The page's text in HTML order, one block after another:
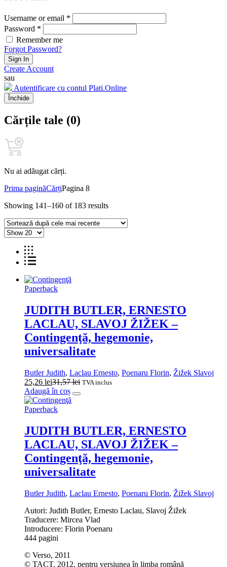
Username or email *
Password *
Remember me
Forgot Password?
Sign In
Create Account
sau
Autentificare cu contul Plati.Online
Închide
Cărțile tale (0)
Nu ai adăugat cărți.
Prima paginăCărțiPagina 8
Showing 141–160 of 183 results
Paperback
JUDITH BUTLER, ERNESTO
LACLAU, SLAVOJ ŽIŽEK –
Contingenţă, hegemonie,
universalitate
Butler Judith, Laclau Ernesto, Poenaru Florin, Žižek Slavoj
25,26 lei31,57lei TVA inclus
Adaugă în coș
Paperback
JUDITH BUTLER, ERNESTO
LACLAU, SLAVOJ ŽIŽEK –
Contingenţă, hegemonie,
universalitate
Butler Judith, Laclau Ernesto, Poenaru Florin, Žižek Slavoj
Autori: Judith Butler, Ernesto Laclau, Slavoj Žižek
Traducere: Mircea Vlad
Introducere: Florin Poenaru
444 pagini
© Verso, 2011
© TACT, 2012, pentru versiunea în limba română